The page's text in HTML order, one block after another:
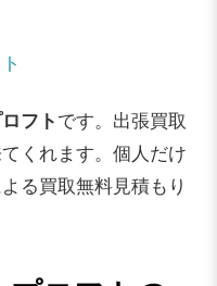
フトです。出張買取
くれます。個人だけ
る買取無料見積もり